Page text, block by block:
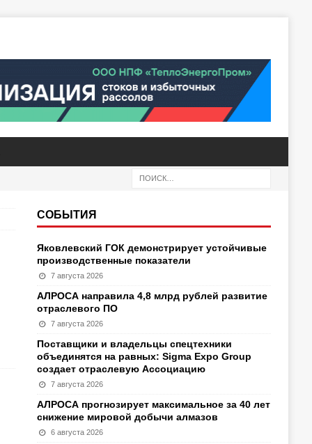
СОБЫТИЯ
Яковлевский ГОК демонстрирует устойчивые
производственные показатели
7 августа 2026
АЛРОСА направила 4,8 млрд рублей развитие
отраслевого ПО
7 августа 2026
Поставщики и владельцы спецтехники
объединятся на равных: Sigma Expo Group
создает отраслевую Ассоциацию
7 августа 2026
АЛРОСА прогнозирует максимальное за 40 лет
снижение мировой добычи алмазов
6 августа 2026